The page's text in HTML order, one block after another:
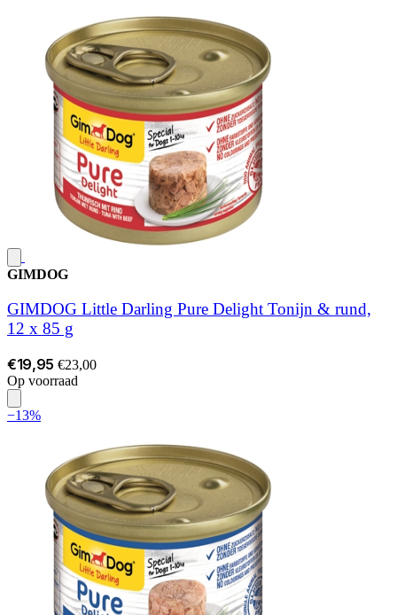
GIMDOG
GIMDOG Little Darling Pure Delight Tonijn & rund,
12 x 85 g
€19,95 €23,00
Op voorraad
−13%